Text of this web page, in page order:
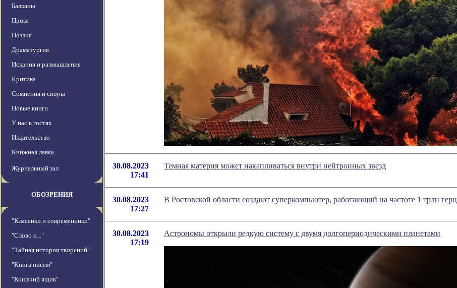
Балканы
Проза
Поэзия
Драматургия
Искания и размышления
Критика
Сомнения и споры
Новые книги
У нас в гостях
Издательство
Книжная лавка
Журнальный зал
ОБОЗРЕНИЯ
"Классики и современники"
"Слово о..."
"Тайная история творений"
"Книга писем"
"Кошачий ящик"
30.08.2023
17:41
Темная материя может накапливаться внутри нейтронных звезд
30.08.2023
17:27
В Ростовской области создают суперкомпьютер, работающий на частоте 1 трлн герц
30.08.2023
17:19
Астрономы открыли редкую систему с двумя долгопериодическими планетами